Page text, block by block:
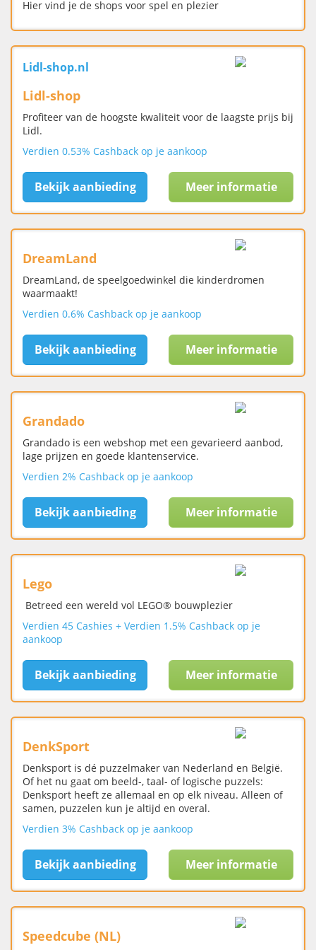
Hier vind je de shops voor spel en plezier
Lidl-shop.nl
Lidl-shop
Profiteer van de hoogste kwaliteit voor de laagste prijs bij
Lidl.
Verdien 0.53% Cashback op je aankoop
Bekijk aanbieding Meer informatie
DreamLand
DreamLand, de speelgoedwinkel die kinderdromen
waarmaakt!
Verdien 0.6% Cashback op je aankoop
Bekijk aanbieding Meer informatie
Grandado
Grandado is een webshop met een gevarieerd aanbod,
lage prijzen en goede klantenservice.
Verdien 2% Cashback op je aankoop
Bekijk aanbieding Meer informatie
Lego
Betreed een wereld vol LEGO® bouwplezier
Verdien 45 Cashies + Verdien 1.5% Cashback op je
aankoop
Bekijk aanbieding Meer informatie
DenkSport
Denksport is dé puzzelmaker van Nederland en België.
Of het nu gaat om beeld-, taal- of logische puzzels:
Denksport heeft ze allemaal en op elk niveau. Alleen of
samen, puzzelen kun je altijd en overal.
Verdien 3% Cashback op je aankoop
Bekijk aanbieding Meer informatie
Speedcube (NL)